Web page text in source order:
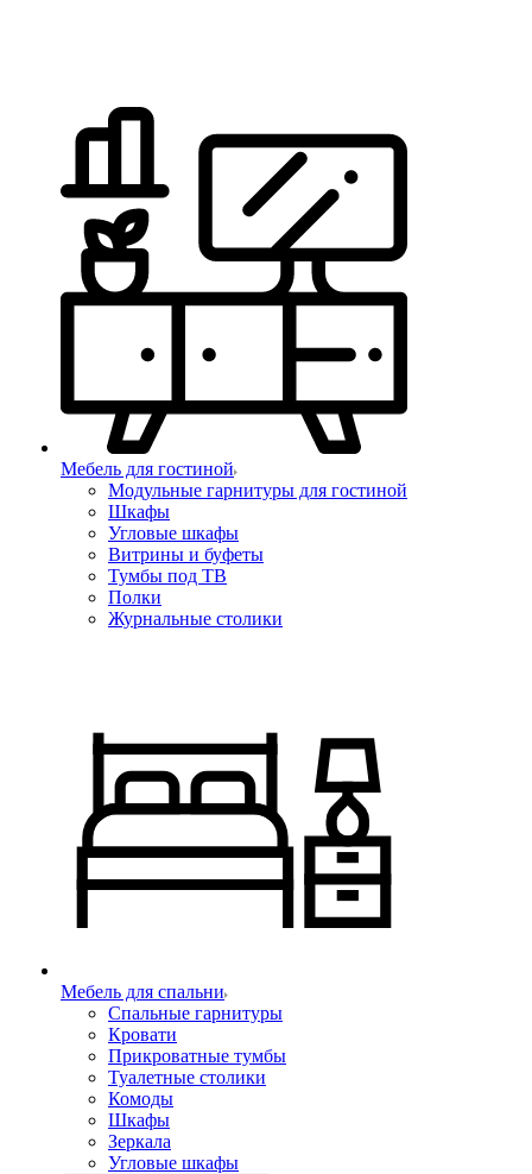
Мебель для гостиной
Модульные гарнитуры для гостиной
Шкафы
Угловые шкафы
Витрины и буфеты
Тумбы под ТВ
Полки
Журнальные столики
Мебель для спальни
Спальные гарнитуры
Кровати
Прикроватные тумбы
Туалетные столики
Комоды
Шкафы
Зеркала
Угловые шкафы